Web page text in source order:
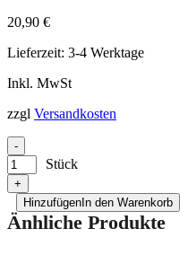
20,90 €
Lieferzeit: 3-4 Werktage
Inkl. MwSt
zzgl Versandkosten
-
Stück
+
HinzufügenIn den Warenkorb
Änhliche Produkte